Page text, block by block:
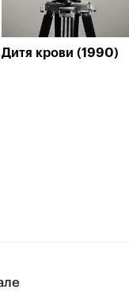
Дитя крови (1990)